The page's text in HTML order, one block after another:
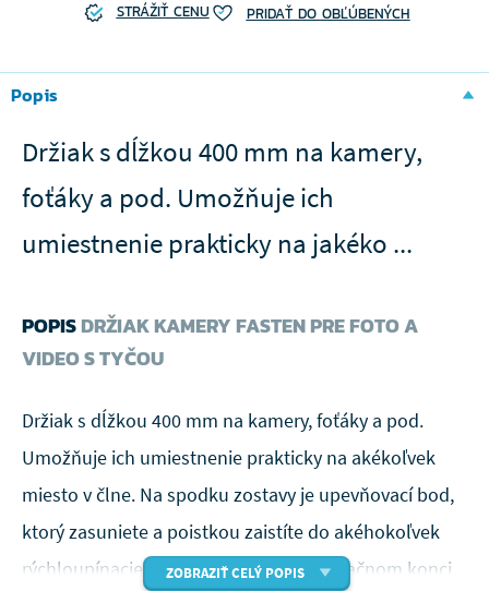
STRÁŽIŤ CENU
PRIDAŤ DO OBĽÚBENÝCH
Popis
Držiak s dĺžkou 400 mm na kamery,
foťáky a pod. Umožňuje ich
umiestnenie prakticky na jakéko ...
POPISDRŽIAK KAMERY FASTEN PRE FOTO A
VIDEO S TYČOU
Držiak s dĺžkou 400 mm na kamery, foťáky a pod.
Umožňuje ich umiestnenie prakticky na akékoľvek
miesto v člne. Na spodku zostavy je upevňovací bod,
ktorý zasuniete a poistkou zaistíte do akéhokoľvek
rýchloupínacieho držiaka Fasten. Na opačnom konci
ZOBRAZIŤ CELÝ POPIS